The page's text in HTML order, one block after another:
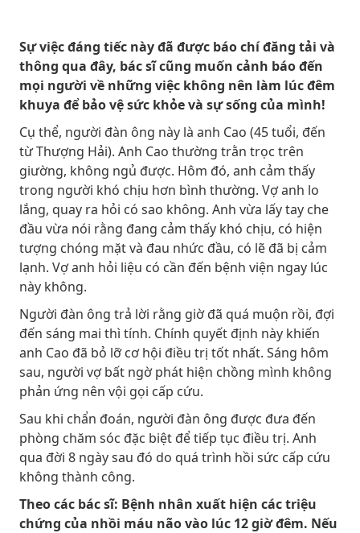
Sự việc đáng tiếc này đã được báo chí đăng tải và
thông qua đây, bác sĩ cũng muốn cảnh báo đến
mọi người về những việc không nên làm lúc đêm
khuya để bảo vệ sức khỏe và sự sống của mình!
Cụ thể, người đàn ông này là anh Cao (45 tuổi, đến
từ Thượng Hải). Anh Cao thường trằn trọc trên
giường, không ngủ được. Hôm đó, anh cảm thấy
trong người khó chịu hơn bình thường. Vợ anh lo
lắng, quay ra hỏi có sao không. Anh vừa lấy tay che
đầu vừa nói rằng đang cảm thấy khó chịu, có hiện
tượng chóng mặt và đau nhức đầu, có lẽ đã bị cảm
lạnh. Vợ anh hỏi liệu có cần đến bệnh viện ngay lúc
này không.
Người đàn ông trả lời rằng giờ đã quá muộn rồi, đợi
đến sáng mai thì tính. Chính quyết định này khiến
anh Cao đã bỏ lỡ cơ hội điều trị tốt nhất. Sáng hôm
sau, người vợ bất ngờ phát hiện chồng mình không
phản ứng nên vội gọi cấp cứu.
Sau khi chẩn đoán, người đàn ông được đưa đến
phòng chăm sóc đặc biệt để tiếp tục điều trị. Anh
qua đời 8 ngày sau đó do quá trình hồi sức cấp cứu
không thành công.
Theo các bác sĩ: Bệnh nhân xuất hiện các triệu
chứng của nhồi máu não vào lúc 12 giờ đêm. Nếu